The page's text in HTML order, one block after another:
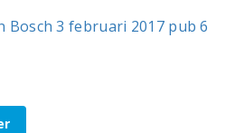
Bosch 3 februari 2017 pub 6